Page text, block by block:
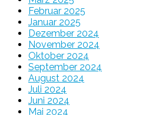
Februar 2025
Januar 2025
Dezember 2024
November 2024
Oktober 2024
September 2024
August 2024
Juli 2024
Juni 2024
Mai 2024